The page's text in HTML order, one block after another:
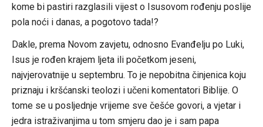
kome bi pastiri razglasili vijest o Isusovom rođenju poslije
pola noći i danas, a pogotovo tada!?
Dakle, prema Novom zavjetu, odnosno Evanđelju po Luki,
Isus je rođen krajem ljeta ili početkom jeseni,
najvjerovatnije u septembru. To je nepobitna činjenica koju
priznaju i kršćanski teolozi i učeni komentatori Biblije. O
tome se u posljednje vrijeme sve češće govori, a vjetar i
jedra istraživanjima u tom smjeru dao je i sam papa